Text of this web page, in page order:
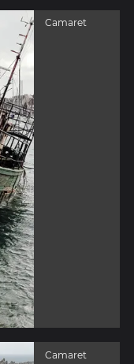
Camaret
Camaret